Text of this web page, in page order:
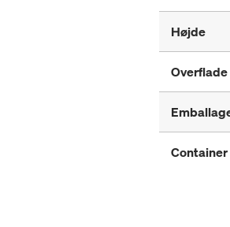
Højde
Overflade
Container